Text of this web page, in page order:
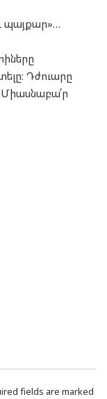
պայքար»…
Դժուարը
Միասնաբա՛ր
fields are marked